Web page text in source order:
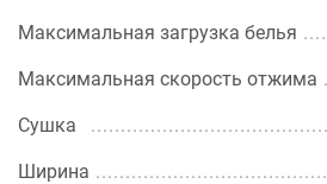
Максимальная загрузка белья
Максимальная скорость отжима
Сушка
Ширина